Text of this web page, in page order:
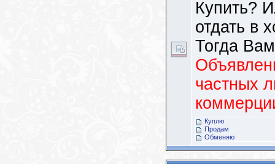
Купить?
отдать в
Тогда
частных
Куплю
Продам
Обменяю